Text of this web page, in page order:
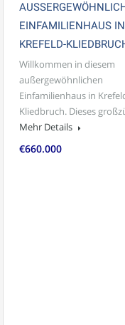
EINFAMILIENHAUS IN
KREFELD-
Willkommen in diesem
außergewöhnlichen
Einfamilienhaus in
Kliedbruch. Dieses
Mehr Details
€660.000